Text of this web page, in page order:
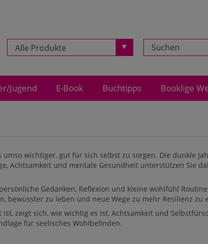
Alle Produkte
Jugend E-Book Buchtipps Booklige
wichtiger, gut für sich selbst zu sorgen. Die dunkle
Achtsamkeit und mentale Gesundheit unterstützen Sie
Gedanken, Reflexion und kleine wohlfühl
bewusster zu leben und neue Wege zu mehr Resilienz zu
zeigt sich, wie wichtig es ist, Achtsamkeit und
für seelisches Wohlbefinden.